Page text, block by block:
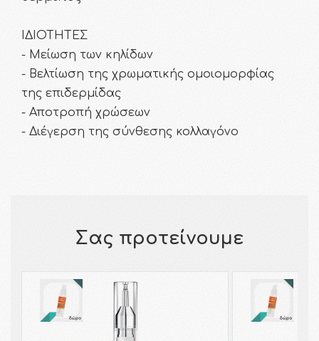
ΙΔΙΟΤΗΤΕΣ
- Μείωση των κηλίδων
- Βελτίωση της χρωματικής ομοιομορφίας
της επιδερμίδας
- Αποτροπή χρώσεων
- Διέγερση της σύνθεσης κολλαγόνο
Σας προτείνουμε